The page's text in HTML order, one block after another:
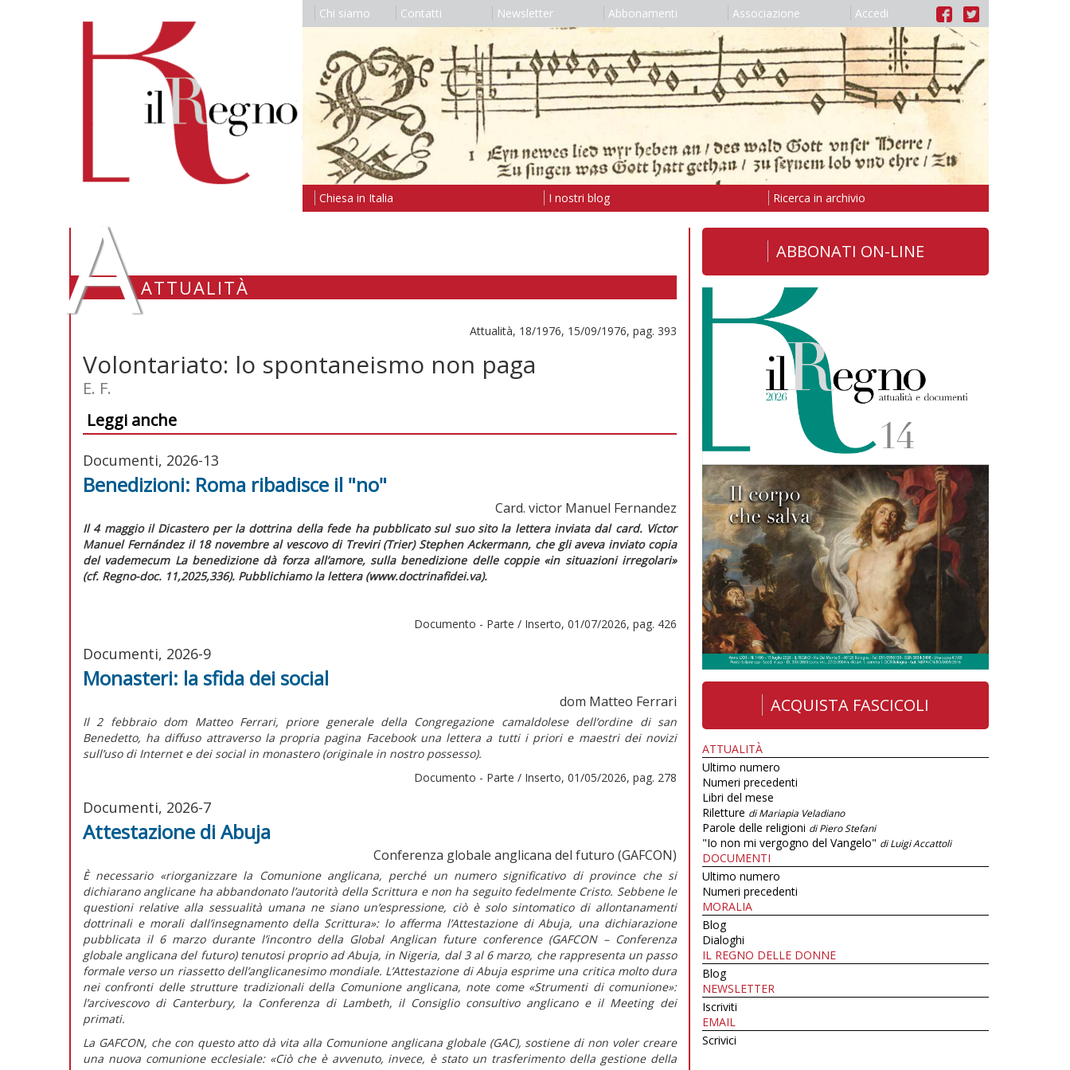
Chi siamo Contatti Newsletter Abbonamenti Associazione Accedi
Chiesa in Italia I nostri blog Ricerca in archivio
AATTUALITÀ
Attualità, 18/1976, 15/09/1976, pag. 393
Volontariato: lo spontaneismo non paga
E. F.
Leggi anche
Documenti, 2026-13
Benedizioni: Roma ribadisce il "no"
Card. victor Manuel Fernandez
Il 4 maggio il Dicastero per la dottrina della fede ha pubblicato sul suo sito la lettera inviata dal card. Víctor
Manuel Fernández il 18 novembre al vescovo di Treviri (Trier) Stephen Ackermann, che gli aveva inviato copia
del vademecum La benedizione dà forza all’amore, sulla benedizione delle coppie «in situazioni irregolari»
(cf. Regno-doc. 11,2025,336). Pubblichiamo la lettera (www.doctrinafidei.va).
Documento - Parte / Inserto, 01/07/2026, pag. 426
Documenti, 2026-9
Monasteri: la sfida dei social
dom Matteo Ferrari
Il 2 febbraio dom Matteo Ferrari, priore generale della Congregazione camaldolese dell’ordine di san
Benedetto, ha diffuso attraverso la propria pagina Facebook una lettera a tutti i priori e maestri dei novizi
sull’uso di Internet e dei social in monastero (originale in nostro possesso).
Documento - Parte / Inserto, 01/05/2026, pag. 278
Documenti, 2026-7
Attestazione di Abuja
Conferenza globale anglicana del futuro (GAFCON)
È necessario «riorganizzare la Comunione anglicana, perché un numero significativo di province che si
dichiarano anglicane ha abbandonato l’autorità della Scrittura e non ha seguito fedelmente Cristo. Sebbene le
questioni relative alla sessualità umana ne siano un’espressione, ciò è solo sintomatico di allontanamenti
dottrinali e morali dall’insegnamento della Scrittura»: lo afferma l’Attestazione di Abuja, una dichiarazione
pubblicata il 6 marzo durante l’incontro della Global Anglican future conference (GAFCON – Conferenza
globale anglicana del futuro) tenutosi proprio ad Abuja, in Nigeria, dal 3 al 6 marzo, che rappresenta un passo
formale verso un riassetto dell’anglicanesimo mondiale. L’Attestazione di Abuja esprime una critica molto dura
nei confronti delle strutture tradizionali della Comunione anglicana, note come «Strumenti di comunione»:
l’arcivescovo di Canterbury, la Conferenza di Lambeth, il Consiglio consultivo anglicano e il Meeting dei
primati.
La GAFCON, che con questo atto dà vita alla Comunione anglicana globale (GAC), sostiene di non voler creare
una nuova comunione ecclesiale: «Ciò che è avvenuto, invece, è stato un trasferimento della gestione della
ABBONATI ON-LINE
ACQUISTA FASCICOLI
ATTUALITÀ
Ultimo numero
Numeri precedenti
Libri del mese
Riletture di Mariapia Veladiano
Parole delle religioni di Piero Stefani
"Io non mi vergogno del Vangelo" di Luigi Accattoli
DOCUMENTI
Ultimo numero
Numeri precedenti
MORALIA
Blog
Dialoghi
IL REGNO DELLE DONNE
Blog
NEWSLETTER
Iscriviti
EMAIL
Scrivici